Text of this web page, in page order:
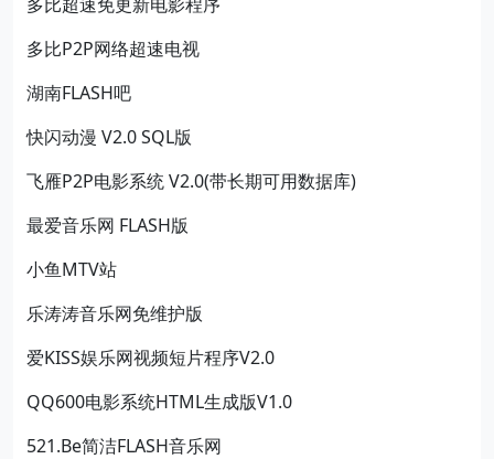
多比P2P网络超速电视
湖南FLASH吧
快闪动漫 V2.0 SQL版
飞雁P2P电影系统 V2.0(带长期可用数据库)
最爱音乐网 FLASH版
小鱼MTV站
乐涛涛音乐网免维护版
爱KISS娱乐网视频短片程序V2.0
QQ600电影系统HTML生成版V1.0
521.Be简洁FLASH音乐网